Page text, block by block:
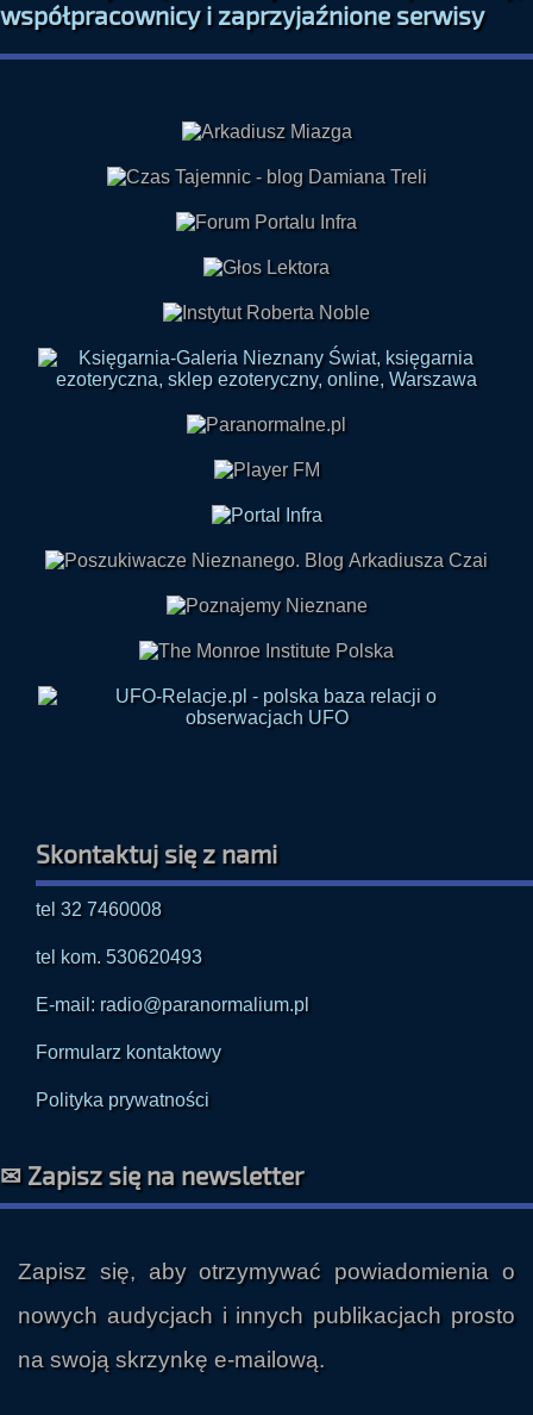
tel 32 7460008
tel kom. 530620493
E-mail: radio@paranormalium.pl
Formularz kontaktowy
Polityka prywatności
nowych audycjach i innych publikacjach prosto
na swoją skrzynkę e-mailową.